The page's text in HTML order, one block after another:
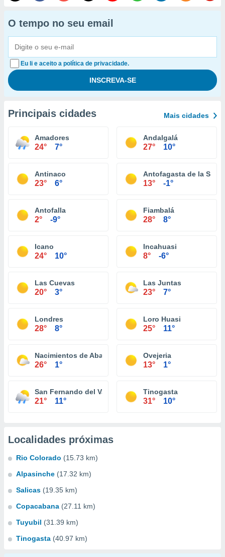
O tempo no seu email
Eu li e aceito a política de privacidade.
Principais cidades Mais cidades
Amadores
24° 7°
Andalgalá
27° 10°
Antinaco
23° 6°
Antofagasta de la Sierra
13° -1°
Antofalla
2° -9°
Fiambalá
28° 8°
Icano
24° 10°
Incahuasi
8° -6°
Las Cuevas
20° 3°
Las Juntas
23° 7°
Londres
28° 8°
Loro Huasi
25° 11°
Nacimientos de Abajo
26° 1°
Ovejeria
13° 1°
San Fernando del Valle de Catamarca
21° 11°
Tinogasta
31° 10°
Localidades próximas
Rio Colorado (15.73 km)
Alpasinche (17.32 km)
Salicas (19.35 km)
Copacabana (27.11 km)
Tuyubil (31.39 km)
Tinogasta (40.97 km)